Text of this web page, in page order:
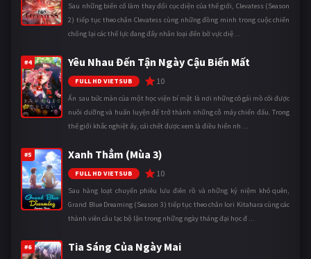
Sau những biến cố làm thay đổi cục diện của thế giới, Clevatess (Season
2) tiếp tục theo chân Clevatess cùng những đồng minh trong cuộc chiến
chống lại các thế lực đang đẩy nhân loại đến bờ vực diệ ...
#4 Yêu Nhau Đến Tận Ngày Cậu Biến Mất
FULL HD VIETSUB 10
Ẩn sau bức màn của một học viện bí mật là nơi những cô gái mồ côi được
nuôi dưỡng và huấn luyện để trở thành những cỗ máy chiến đấu. Trong
thế giới khắc nghiệt ấy, cái chết được xem là điều hiển nh ...
#5 Xanh Thẳm (Mùa 3)
FULL HD VIETSUB 10
Sau hàng loạt chuyến phiêu lưu điên rồ và những kỷ niệm khó quên,
Grand Blue Dreaming (Season 3) tiếp tục theo chân Iori Kitahara cùng các
thành viên câu lạc bộ lặn trong những ngày tháng đại học đ ...
#6 Tia Sáng Của Ngày Mai